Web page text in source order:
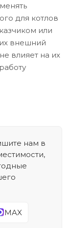
для котлов
или
внешний
влияет на их
нам в
MAX